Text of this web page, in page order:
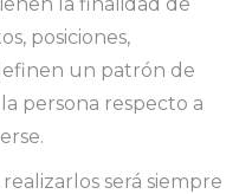
posiciones,
un patrón de
persona respecto a
será siempre